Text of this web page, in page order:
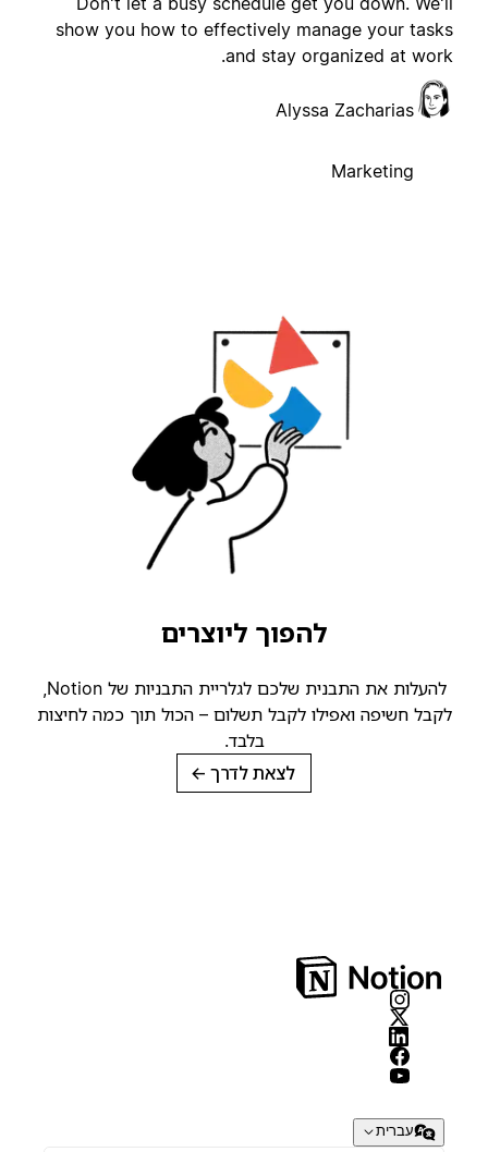
show you how to effectively manage your
and stay organized at
Alyssa Zacharias
Marketing
להפוך ליוצרים
להעלות את התבנית שלכם לגלריית התבניות של Notion,
לקבל חשיפה ואפילו לקבל תשלום – הכול תוך כמה לחיצות
בלבד.
לצאת לדרך→
עברית